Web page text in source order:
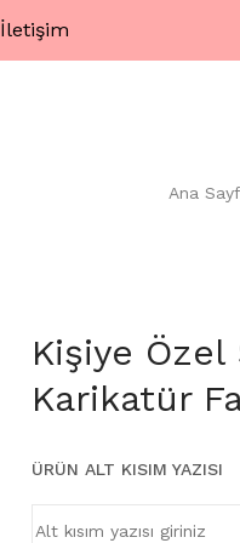
İletişim
Ana
Kişiye Özel
Karikatür
ÜRÜN ALT KISIM YAZISI